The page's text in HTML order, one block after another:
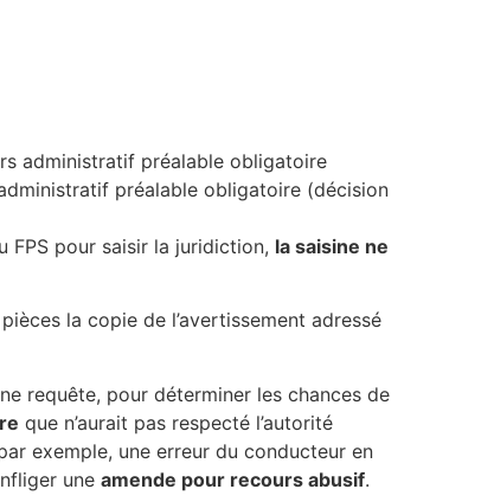
administratif préalable obligatoire
préalable obligatoire (décision
FPS pour saisir la juridiction, la saisine ne
la copie de l’avertissement adressé
requête, pour déterminer les chances de
que n’aurait pas respecté l’autorité
exemple, une erreur du conducteur en
une amende pour recours abusif.